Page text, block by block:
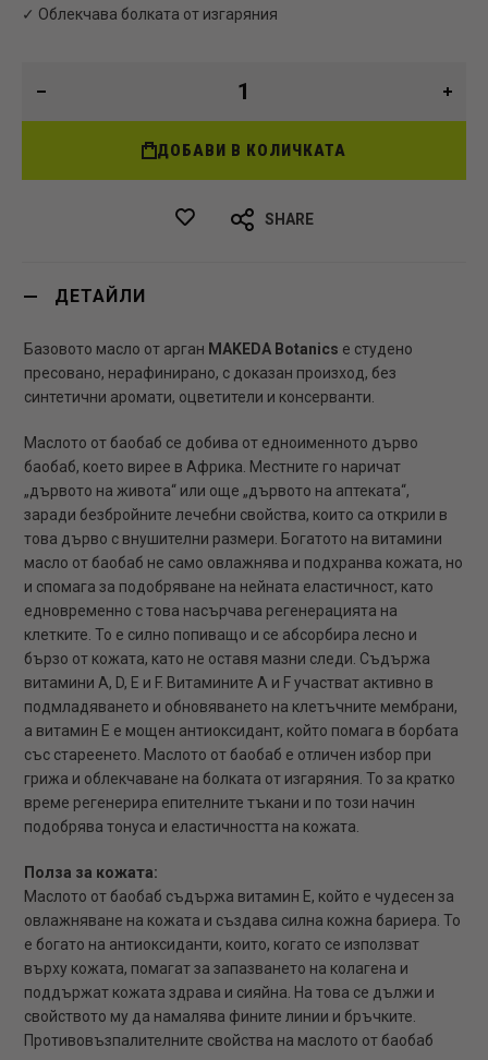
✓ Облекчава болката от изгаряния
ДОБАВИ В КОЛИЧКАТА
SHARE
ДЕТАЙЛИ
Базовото масло от арган MAKEDA Botanics e студено
пресовано, нерафинирано, с доказан произход, без
синтетични аромати, оцветители и консерванти.
Маслото от баобаб се добива от едноименното дърво
баобаб, което вирее в Африка. Местните го наричат
„дървото на живота“ или още „дървото на аптеката“,
заради безбройните лечебни свойства, които са открили в
това дърво с внушителни размери. Богатото на витамини
масло от баобаб не само овлажнява и подхранва кожата, но
и спомага за подобряване на нейната еластичност, като
едновременно с това насърчава регенерацията на
клетките. То е силно попиващо и се абсорбира лесно и
бързо от кожата, като не оставя мазни следи. Съдържа
витамини A, D, E и F. Витамините A и F участват активно в
подмладяването и обновяването на клетъчните мембрани,
а витамин E е мощен антиоксидант, който помага в борбата
със стареенето. Маслото от баобаб е отличен избор при
грижа и облекчаване на болката от изгаряния. То за кратко
време регенерира епителните тъкани и по този начин
подобрява тонуса и еластичността на кожата.
Полза за кожата:
Маслото от баобаб съдържа витамин Е, който е чудесен за
овлажняване на кожата и създава силна кожна бариера. To
е богато на антиоксиданти, които, когато се използват
върху кожата, помагат за запазването на колагена и
поддържат кожата здрава и сияйна. На това се дължи и
свойството му да намалява фините линии и бръчките.
Противовъзпалителните свойства на маслото от баобаб